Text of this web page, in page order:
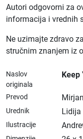
Autori odgovorni za
informacija i vrednih
Ne uzimajte zdravo
stručnim znanjem iz
Naslov
originala
Keep
Prevod
Urednik Lidija
Ilustracije